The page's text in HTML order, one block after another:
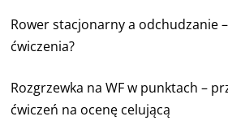
Rower stacjonarny a odchudzanie
ćwiczenia?
Rozgrzewka na WF w punktach –
ćwiczeń na ocenę celującą